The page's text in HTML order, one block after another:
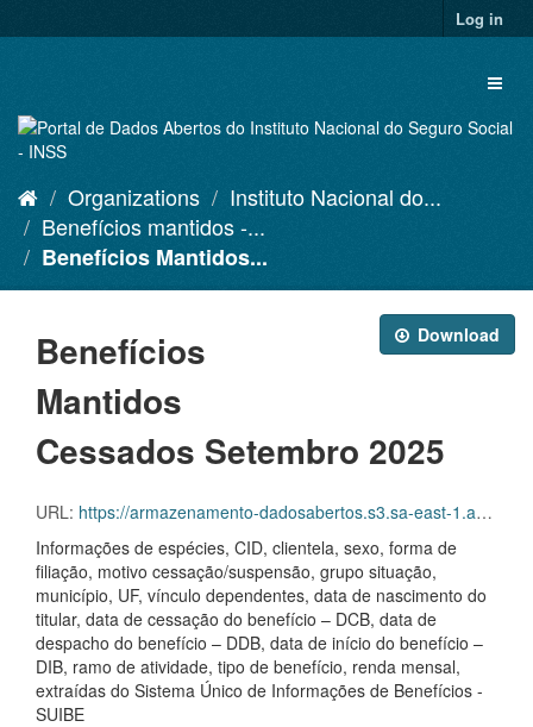
to
Log in
Organizations
Instituto Nacional do...
Benefícios mantidos -...
Benefícios Mantidos...
Download
Benefícios
Mantidos
Cessados Setembro 2025
URL: https://armazenamento-dadosabertos.s3.sa-east-1.amazonaws.com/PDA_2025_2027/Grupos_de_dados/Benef%C3%ADcios+mantidos/D.SDA.PDA.004.MANCESSADOS.202509.CSV.ZIP
Informações de espécies, CID, clientela, sexo, forma de
filiação, motivo cessação/suspensão, grupo situação,
município, UF, vínculo dependentes, data de nascimento do
titular, data de cessação do benefício – DCB, data de
despacho do benefício – DDB, data de início do benefício –
DIB, ramo de atividade, tipo de benefício, renda mensal,
extraídas do Sistema Único de Informações de Benefícios -
SUIBE